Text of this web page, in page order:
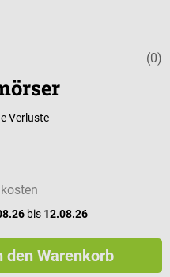
(0)
Verluste
bis 12.08.26
den Warenkorb